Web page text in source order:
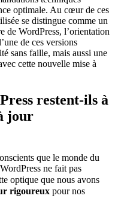
optimale. Au cœur de ces
se distingue comme un
de WordPress, l’orientation
de ces versions
sans faille, mais aussi une
cette nouvelle mise à
restent-ils à
jour
que le monde du
ne fait pas
optique que nous avons
rigoureux pour nos